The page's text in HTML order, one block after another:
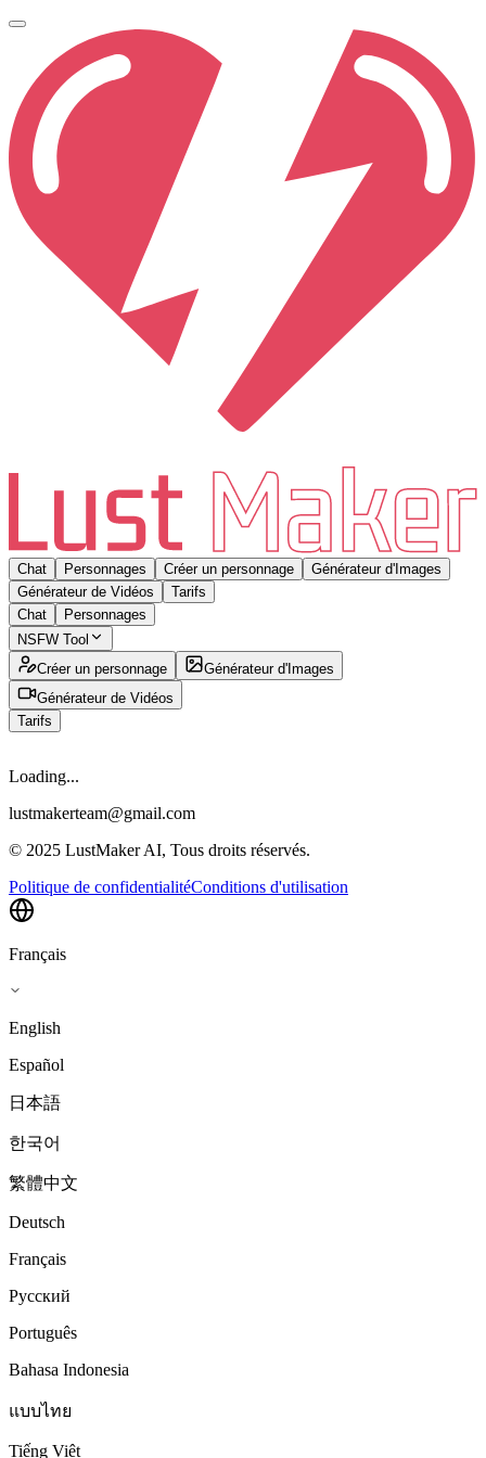
Chat Personnages Créer un personnage
Générateur d'Images
Générateur de Vidéos
Tarifs
Chat
Personnages
NSFW Tool
Créer un personnage
Générateur d'Images
Générateur de Vidéos
Tarifs
Loading...
lustmakerteam@gmail.com
© 2025 LustMaker AI, Tous droits réservés.
Politique de confidentialitéConditions d'utilisation
Français
English
Español
日本語
한국어
繁體中文
Deutsch
Français
Русский
Português
Bahasa Indonesia
แบบไทย
Tiếng Việt